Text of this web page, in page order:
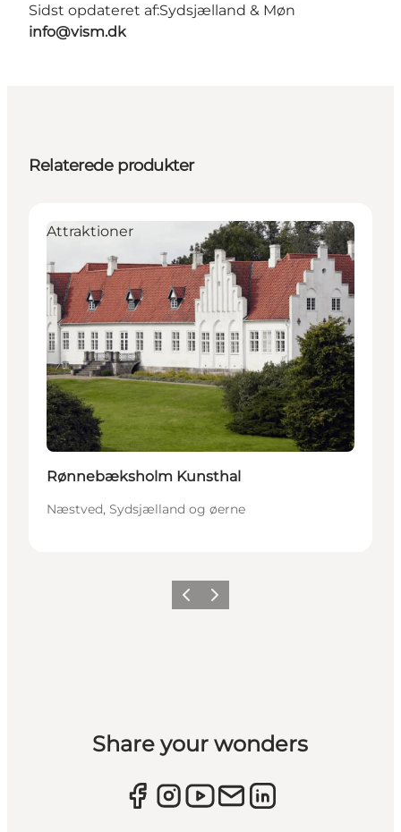
Sidst opdateret af:Sydsjælland & Møn
info@vism.dk
Relaterede produkter
Attraktioner
Rønnebæksholm Kunsthal
Næstved, Sydsjælland og øerne
ForrigeNæste
Share your wonders